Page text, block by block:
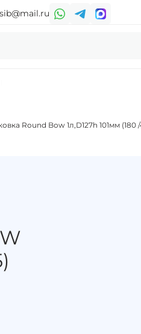
Round Bow 1л,D127h 101мм (180